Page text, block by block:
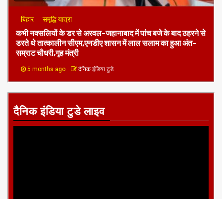
बिहार समृद्धि यात्रा
कभी नक्सलियों के डर से अरवल-जहानाबाद में पांच बजे के बाद ठहरने से
डरते थे तात्कालीन सीएम,एनडीए शासन में लाल सलाम का हुआ अंत-
सम्राट चौधरी,गृह मंत्री
5 months ago दैनिक इंडिया टुडे
दैनिक इंडिया टुडे लाइव